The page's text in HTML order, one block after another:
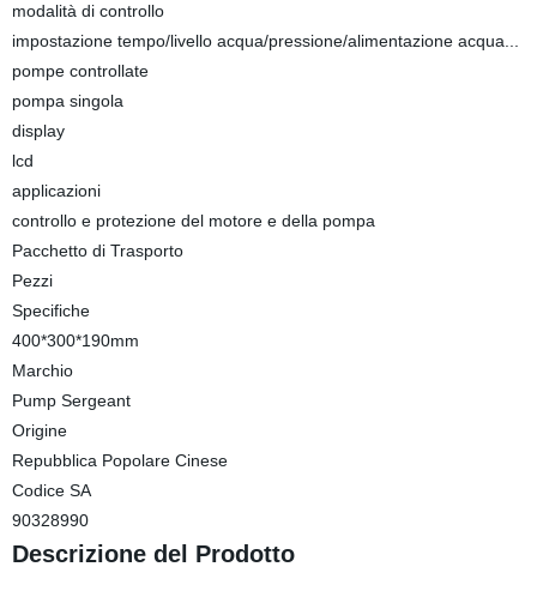
modalità di controllo
impostazione tempo/livello acqua/pressione/alimentazione acqua...
pompe controllate
pompa singola
display
lcd
applicazioni
controllo e protezione del motore e della pompa
Pacchetto di Trasporto
Pezzi
Specifiche
400*300*190mm
Marchio
Pump Sergeant
Origine
Repubblica Popolare Cinese
Codice SA
90328990
Descrizione del Prodotto